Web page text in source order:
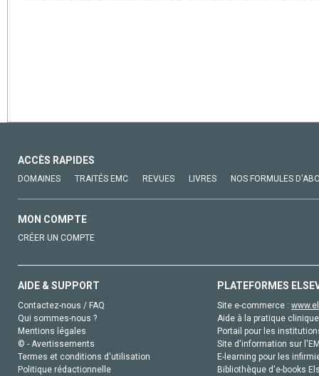
ACCÈS RAPIDES
DOMAINES TRAITÉS EMC REVUES LIVRES NOS FORMULES
MON COMPTE
CRÉER UN COMPTE
AIDE & SUPPORT
Contactez-nous / FAQ
Qui sommes-nous ?
Mentions légales
© - Avertissements
Termes et conditions d'utilisation
Politique rédactionnelle
PLATEFORMES
Site e-commerce :
Aide à la pratique
Portail pour les
Site d'information sur
E-learning pour les
Bibliothèque d'e-books